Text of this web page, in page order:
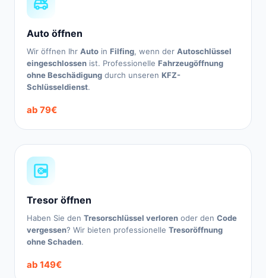
Auto öffnen
Wir öffnen Ihr Auto in Filfing, wenn der Autoschlüssel
eingeschlossen ist. Professionelle Fahrzeugöffnung
ohne Beschädigung durch unseren KFZ-
Schlüsseldienst.
ab 79€
Tresor öffnen
Haben Sie den Tresorschlüssel verloren oder den Code
vergessen? Wir bieten professionelle Tresoröffnung
ohne Schaden.
ab 149€